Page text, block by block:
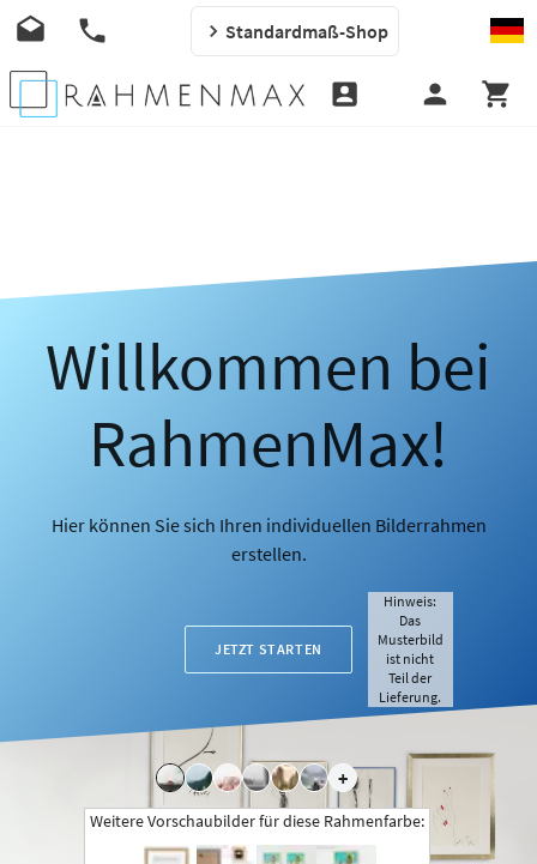
Standardmaß-Shop
Willkommen bei
RahmenMax!
Hier können Sie sich Ihren individuellen Bilderrahmen
erstellen.
JETZT STARTEN
+
Hinweis:
Das
Musterbild
ist nicht
Teil der
Lieferung.
Weitere Vorschaubilder für diese Rahmenfarbe: